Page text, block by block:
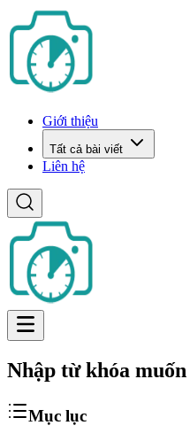
Giới thiệu
Tất cả bài viết
Liên hệ
Nhập từ khóa
Mục lục